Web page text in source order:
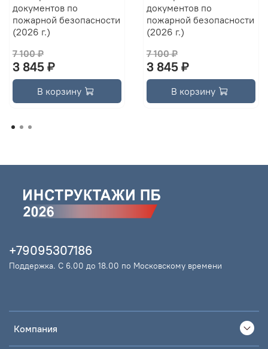
документов по
пожарной безопасности
(2026 г.)
7 100 ₽
3 845 ₽
В корзину
документов по
пожарной безопасности
(2026 г.)
7 100 ₽
3 845 ₽
В корзину
Компания
+79095307186
Поддержка. С 6.00 до 18.00 по Московскому времени